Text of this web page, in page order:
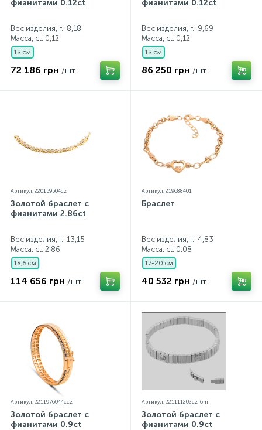
фианитами 0.12ct
Вес изделия, г.: 8,18
Масса, ct: 0,12
18 см
72 186 грн /шт.
фианитами 0.12ct
Вес изделия, г.: 9,69
Масса, ct: 0,12
18 см
86 250 грн /шт.
Артикул: 220159504cz
Золотой браслет с
фианитами 2.86ct
Вес изделия, г.: 13,15
Масса, ct: 2,86
18,5 см
114 656 грн /шт.
Артикул: 219688401
Браслет
Вес изделия, г.: 4,83
Масса, ct: 0,08
17-20 см
40 532 грн /шт.
Артикул: 2211976044ccz
Золотой браслет с
фианитами 0.9ct
Артикул: 221111202cz-6m
Золотой браслет с
фианитами 0.9ct